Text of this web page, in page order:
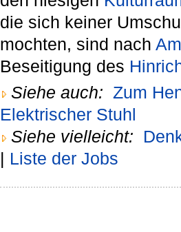
die sich keiner
mochten, sind nach
Beseitigung des
Siehe auch: Zum
Elektrischer Stuhl
Siehe vielleicht:
Liste der Jobs